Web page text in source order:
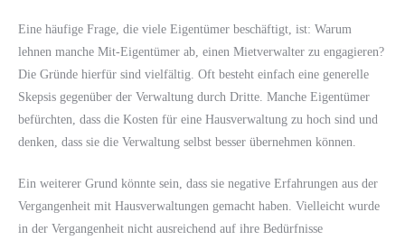
Eine häufige Frage, die viele Eigentümer beschäftigt, ist: Warum
lehnen manche Mit-Eigentümer ab, einen Mietverwalter zu engagieren?
Die Gründe hierfür sind vielfältig. Oft besteht einfach eine generelle
Skepsis gegenüber der Verwaltung durch Dritte. Manche Eigentümer
befürchten, dass die Kosten für eine Hausverwaltung zu hoch sind und
denken, dass sie die Verwaltung selbst besser übernehmen können.
Ein weiterer Grund könnte sein, dass sie negative Erfahrungen aus der
Vergangenheit mit Hausverwaltungen gemacht haben. Vielleicht wurde
in der Vergangenheit nicht ausreichend auf ihre Bedürfnisse